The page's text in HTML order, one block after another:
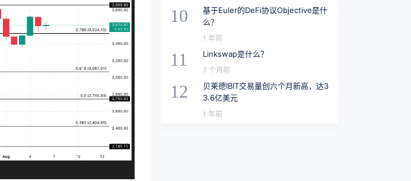
10
基于Euler的DeFi协议Objective是什
么？
1 年前
11 Linkswap是什么？
7 个月前
12
贝莱德IBIT交易量创六个月新高，达3
3.6亿美元
1 年前